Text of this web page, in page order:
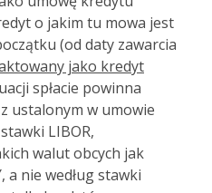
o jakim tu mowa jest
(od daty zawarcia
jako kredyt
spłacie powinna
ustalonym w umowie
LIBOR,
walut obcych jak
a nie według stawki